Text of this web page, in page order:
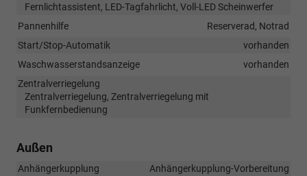
Fernlichtassistent, LED-Tagfahrlicht, Voll-LED Scheinwerfer
Pannenhilfe
Reserverad, Notrad
Start/Stop-Automatik
vorhanden
Waschwasserstandsanzeige
vorhanden
Zentralverriegelung
Zentralverriegelung, Zentralverriegelung mit
Funkfernbedienung
Außen
Anhängerkupplung
Anhängerkupplung-Vorbereitung